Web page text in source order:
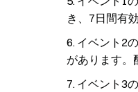
き、7日間有
イベント2
があります。
イベント3